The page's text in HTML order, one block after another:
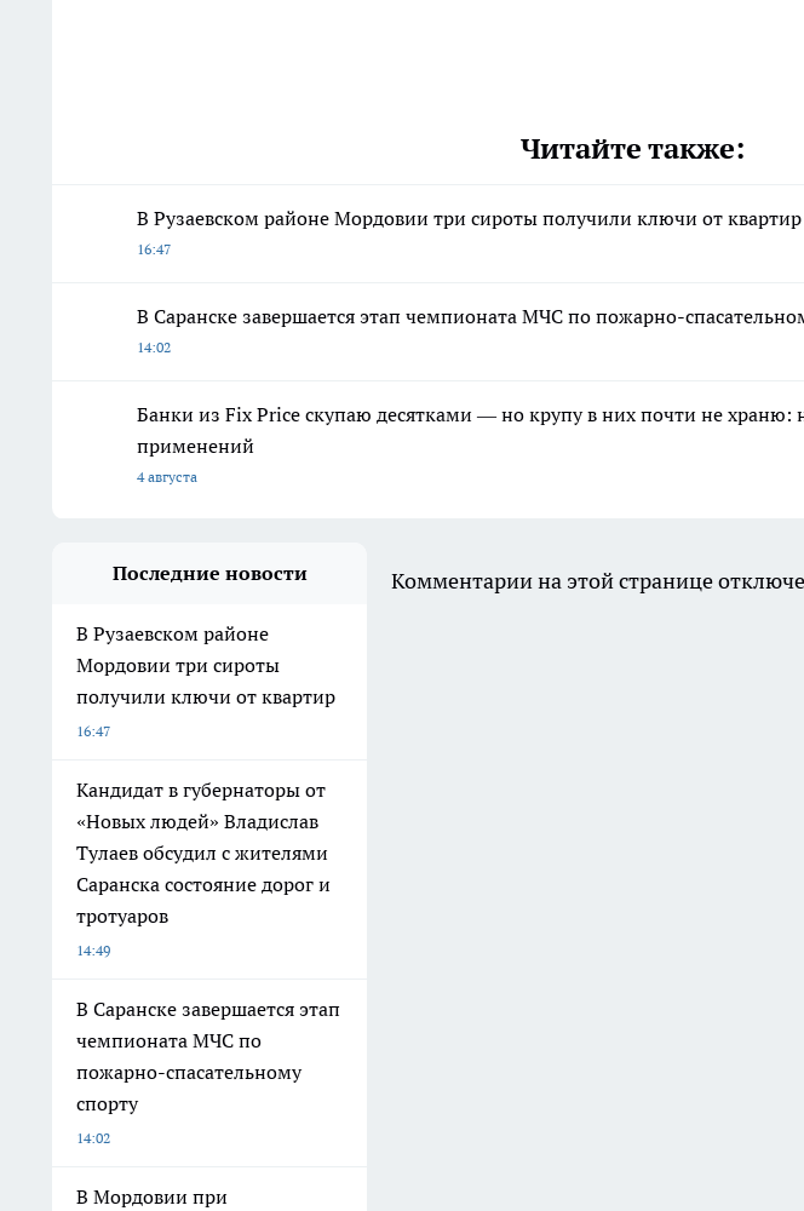
Читайте также:
В Рузаевском районе Мордовии три сироты получили ключи от квартир
16:47
В Саранске завершается этап чемпионата МЧС по пожарно-
14:02
Банки из Fix Price скупаю десятками — но крупу в них почти не храню:
применений
4 августа
Последние новости
В Рузаевском районе
Мордовии три сироты
получили ключи от квартир
16:47
Кандидат в губернаторы от
«Новых людей» Владислав
Тулаев обсудил с жителями
Саранска состояние дорог и
тротуаров
14:49
В Саранске завершается этап
чемпионата МЧС по
пожарно-спасательному
спорту
14:02
В Мордовии при
Комментарии на этой странице